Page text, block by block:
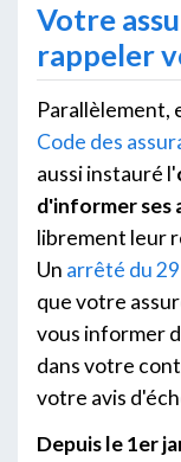
Votre
rappeler
Parallèlement,
Code des
aussi instauré l'
d'informer ses
librement leur
Un arrêté du
que votre
vous informer
dans votre
votre avis
Depuis le 1er